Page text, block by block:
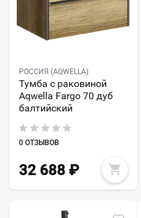
РОССИЯ (AQWELLA)
Тумба с раковиной
Aqwella Fargo 70 дуб
балтийский
0 ОТЗЫВОВ
32 688 ₽